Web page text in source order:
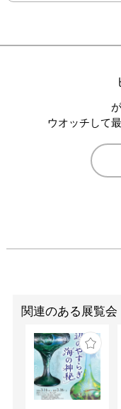
ウオッチして
関連のある展覧会